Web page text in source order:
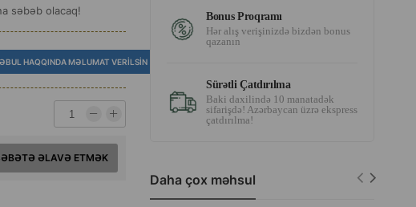
səbəb olacaq!
HAQQINDA MƏLUMAT VERILSIN
ƏLAVƏ ETMƏK
Bonus Proqramı
Hər alış verişinizdə bizdən bonus
qazanın
Sürətli Çatdırılma
Baki daxilində 10 manatadək
sifarişdə! Azərbaycan üzrə ekspress
çatdırılma!
Daha çox məhsul